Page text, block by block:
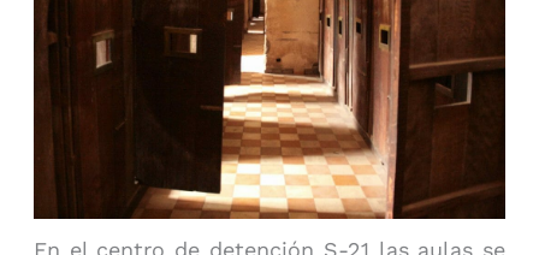
En el centro de detención S-21 las aulas se